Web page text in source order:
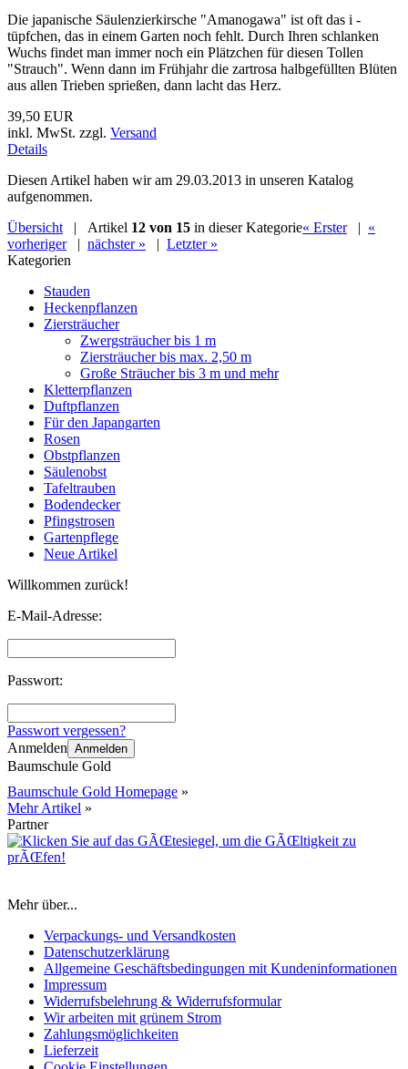
Die japanische Säulenzierkirsche "Amanogawa" ist oft das i -
tüpfchen, das in einem Garten noch fehlt. Durch Ihren schlanken
Wuchs findet man immer noch ein Plätzchen für diesen Tollen
"Strauch". Wenn dann im Frühjahr die zartrosa halbgefüllten Blüten
aus allen Trieben sprießen, dann lacht das Herz.
39,50 EUR
inkl. MwSt. zzgl. Versand
Details
Diesen Artikel haben wir am 29.03.2013 in unseren Katalog
aufgenommen.
Übersicht | Artikel 12 von 15 in dieser Kategorie« Erster| «
vorheriger| nächster » | Letzter »
Kategorien
Stauden
Heckenpflanzen
Ziersträucher
Zwergsträucher bis 1 m
Ziersträucher bis max. 2,50 m
Große Sträucher bis 3 m und mehr
Kletterpflanzen
Duftpflanzen
Für den Japangarten
Rosen
Obstpflanzen
Säulenobst
Tafeltrauben
Bodendecker
Pfingstrosen
Gartenpflege
Neue Artikel
Willkommen zurück!
E-Mail-Adresse:
Passwort:
Passwort vergessen?
Anmelden Anmelden
Baumschule Gold
Baumschule Gold Homepage »
Mehr Artikel »
Partner
Mehr über...
Verpackungs- und Versandkosten
Datenschutzerklärung
Allgemeine Geschäftsbedingungen mit Kundeninformationen
Impressum
Widerrufsbelehrung & Widerrufsformular
Wir arbeiten mit grünem Strom
Zahlungsmöglichkeiten
Lieferzeit